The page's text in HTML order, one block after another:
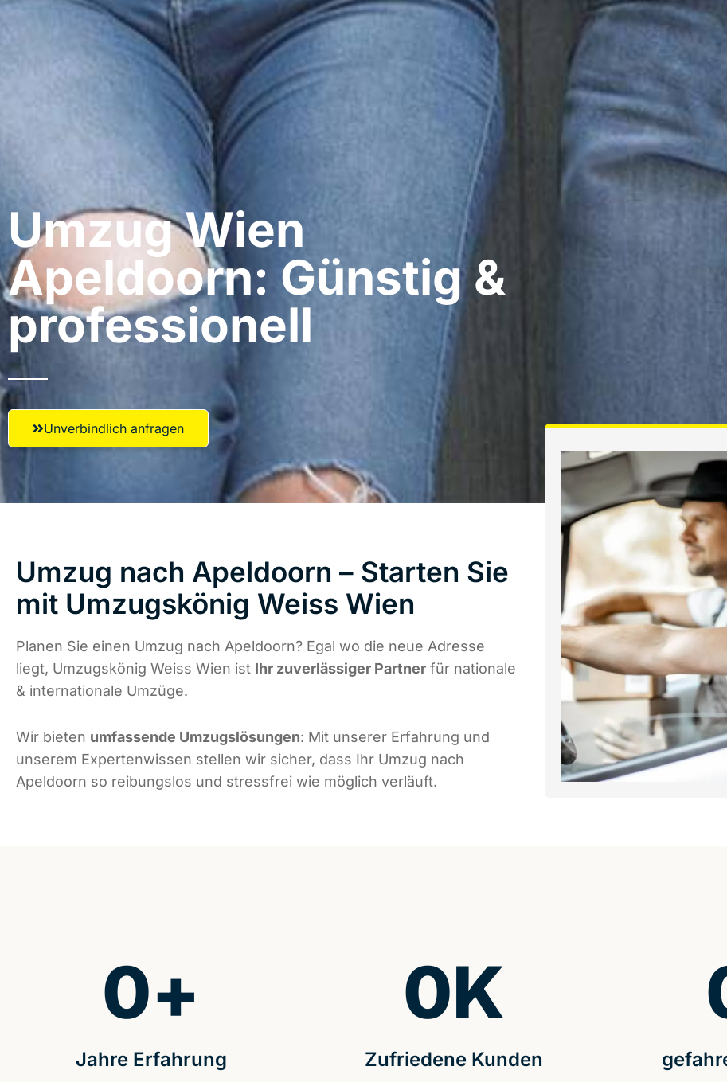
Umzug Wien​
Apeldoorn: Günstig &
professionell​
Unverbindlich anfragen
Umzug nach Apeldoorn – Starten Sie
mit Umzugskönig Weiss Wien
Planen Sie einen Umzug nach Apeldoorn? Egal wo die neue Adresse
liegt, Umzugskönig Weiss Wien ist Ihr zuverlässiger Partner für nationale
& internationale Umzüge.
Wir bieten umfassende Umzugslösungen: Mit unserer Erfahrung und
unserem Expertenwissen stellen wir sicher, dass Ihr Umzug nach
Apeldoorn so reibungslos und stressfrei wie möglich verläuft.
Jahre Erfahrung
0+
Zufriedene Kunden
0K